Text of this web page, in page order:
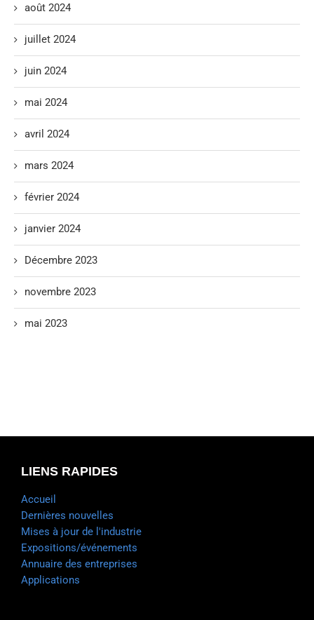
août 2024
juillet 2024
juin 2024
mai 2024
avril 2024
mars 2024
février 2024
janvier 2024
Décembre 2023
novembre 2023
mai 2023
LIENS RAPIDES
Accueil
Dernières nouvelles
Mises à jour de l'industrie
Expositions/événements
Annuaire des entreprises
Applications